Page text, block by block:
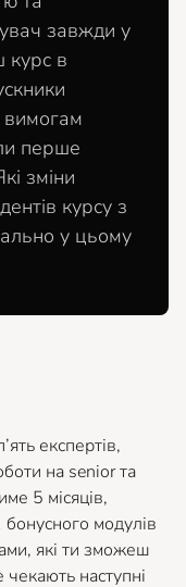
завжди у
курс в
вимогам
перше
зміни
курсу з
у цьому
експертів,
на senior та
5 місяців,
бонусного модулів
які ти зможеш
наступні